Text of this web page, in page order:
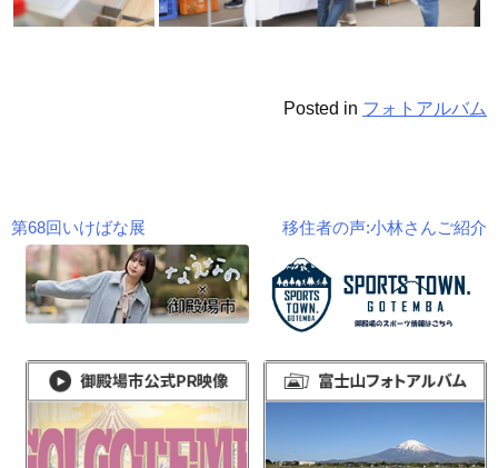
Posted in フォトアルバム
投
稿
ー
第68回いけばな展 移住者の声:小林さんご紹介